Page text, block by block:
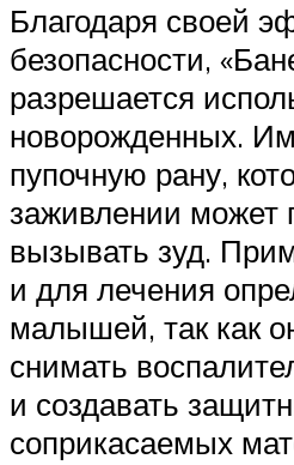
Благодаря своей
безопасности,
разрешается
новорожденных.
пупочную рану,
заживлении может
вызывать зуд.
и для лечения
малышей, так как
снимать
и создавать
соприкасаемых